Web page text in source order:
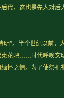
代，这也是先人对后
”。半个世纪以前，
花吧……时代呼唤文
怀之情。为了使祭